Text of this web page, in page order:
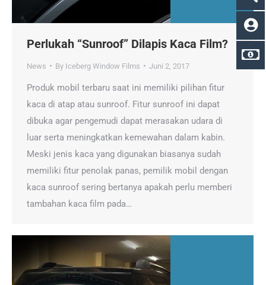
Perlukah “Sunroof” Dilapis Kaca Film?
News By Iceberg Window Films Juni 2, 2017
Produk mobil terbaru saat ini memiliki pilihan fitur
kaca di atap atau sunroof. Fitur sunroof ini dapat
dibuka agar pengemudi dapat merasakan udara di
luar serta meningkatkan kemewahan dalam kabin.
Meski jenis kaca yang digunakan biasanya sudah
memiliki fitur penolak panas, pemilik mobil dengan
kaca sunroof sering bertanya apakah perlu memberi
tambahan kaca film pada…